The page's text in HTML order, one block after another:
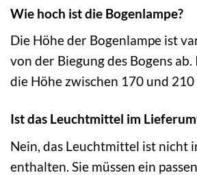
Wie hoch ist die Bogenlampe?
Die Höhe der Bogenlampe ist
von der Biegung des Bogens
die Höhe zwischen 170 und 210
Ist das Leuchtmittel im
Nein, das Leuchtmittel ist nicht
enthalten. Sie müssen ein